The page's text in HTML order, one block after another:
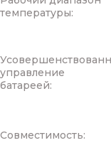
температуры:
управление
батареей:
Совместимость: